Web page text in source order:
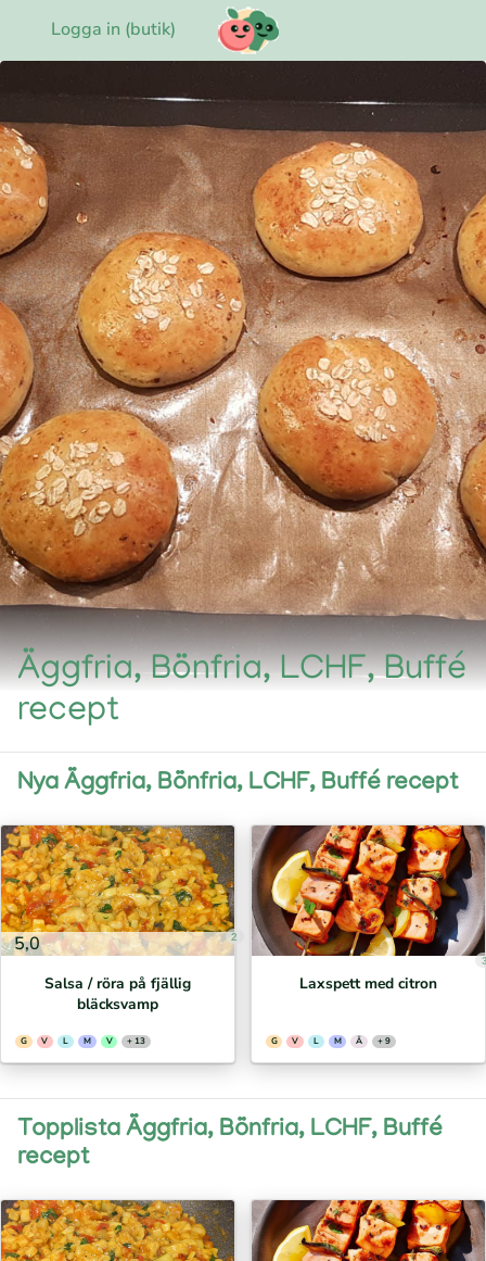
Logga in (butik)
Äggfria, Bönfria, LCHF, Buffé
recept
Nya Äggfria, Bönfria, LCHF, Buffé recept
5,0 2
Salsa / röra på fjällig
bläcksvamp
G V L M V + 13
Laxspett med citron
G V L M Ä + 9
Topplista Äggfria, Bönfria, LCHF, Buffé
recept